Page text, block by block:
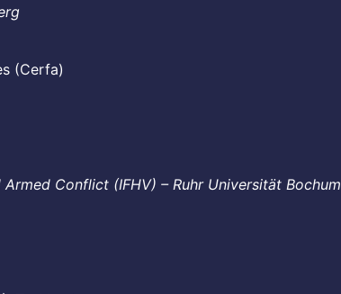
(Cerfa)
Conflict (IFHV) – Ruhr Universität Bochum